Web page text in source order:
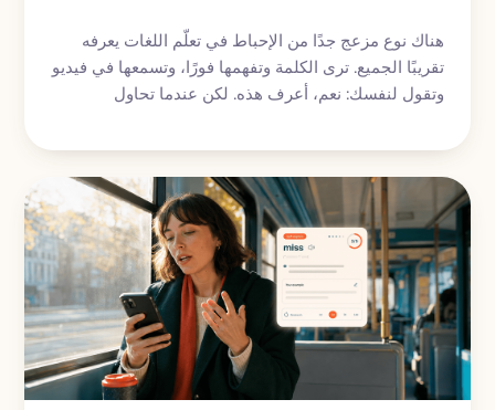
هناك نوع مزعج جدًا من الإحباط في تعلّم اللغات يعرفه
تقريبًا الجميع. ترى الكلمة وتفهمها فورًا، وتسمعها في فيديو
وتقول لنفسك: نعم، أعرف هذه. لكن عندما تحاول
المهم أن تتعلم كيف تتذكر الكلمات في الاتجاهين: من
الفهم إلى الاسترجاع، ومن الاسترجاع إلى الاستخدام